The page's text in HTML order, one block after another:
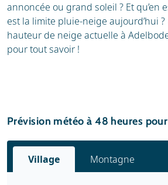
annoncée ou grand soleil ? Et qu’en
est la limite pluie-neige aujourd’hui
hauteur de neige actuelle à
pour tout savoir !
Prévision météo à 48 heures
Village Montagne